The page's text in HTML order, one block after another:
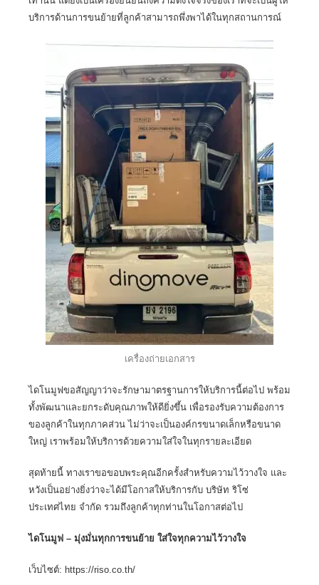
บริการด้านการขนย้ายที่ลูกค้าสามารถพึ่งพาได้ในทุกสถานการณ์
เครื่องถ่ายเอกสาร
ไดโนมูฟขอสัญญาว่าจะรักษามาตรฐานการให้บริการนี้ต่อไป พร้อม
ทั้งพัฒนาและยกระดับคุณภาพให้ดียิ่งขึ้น เพื่อรองรับความต้องการ
ของลูกค้าในทุกภาคส่วน ไม่ว่าจะเป็นองค์กรขนาดเล็กหรือขนาด
ใหญ่ เราพร้อมให้บริการด้วยความใส่ใจในทุกรายละเอียด
สุดท้ายนี้ ทางเราขอขอบพระคุณอีกครั้งสำหรับความไว้วางใจ และ
หวังเป็นอย่างยิ่งว่าจะได้มีโอกาสให้บริการกับ บริษัท ริโซ่
ประเทศไทย จำกัด รวมถึงลูกค้าทุกท่านในโอกาสต่อไป
ไดโนมูฟ – มุ่งมั่นทุกการขนย้าย ใส่ใจทุกความไว้วางใจ
เว็บไซต์: https://riso.co.th/